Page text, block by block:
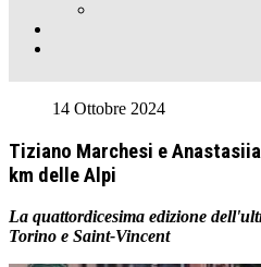
14 Ottobre 2024
Tiziano Marchesi e
km delle Alpi
La quattordicesima edizione
Torino e Saint-Vincent